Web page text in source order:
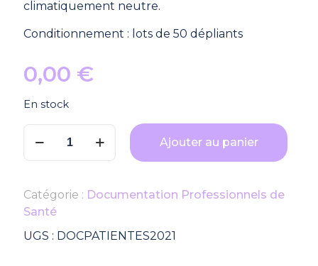
climatiquement neutre.
Conditionnement : lots de 50 dépliants
0,00 €
En stock
quantité
Lot
50
dépliants
patientes
Ajouter au panier
UGS : DOCPATIENTES2021
Catégorie : Documentation Professionnels de
Santé